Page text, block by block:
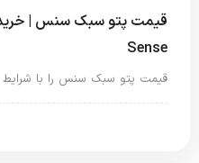
قیمت پتو سبک سنس |
Sense
قیمت پتو سبک سنس را با